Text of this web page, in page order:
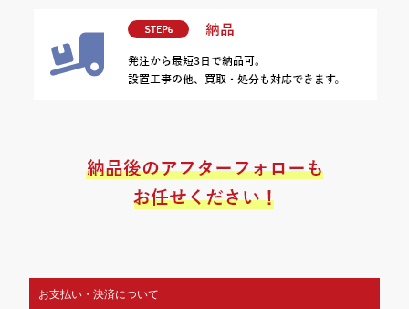
お支払い・決済について